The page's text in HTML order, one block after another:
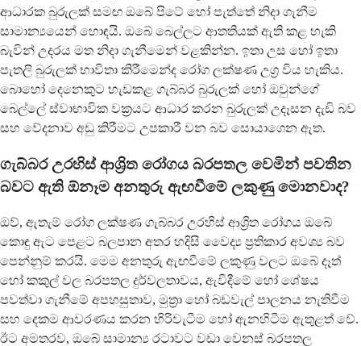
ආධාරක බුරුලක් සමඟ ඔබේ පිටේ හෝ පැත්තේ නිදා ගැනීම
සාමාන්‍යයෙන් හොඳයි. ඔබේ බෙල්ලට ආතතියක් ඇති කළ හැකි
බැවින් උදරය මත නිදා ගැනීමෙන් වළකින්න. ඉතා උස හෝ ඉතා
පැතලි බුරුලක් භාවිතා කිරීමෙන්ද රෝග ලක්ෂණ උග්‍ර විය හැකිය.
බොහෝ දෙනෙකුට හැඩකළ ගැබ්බර බුරුලක් හෝ ඔවුන්ගේ
බෙල්ලේ ස්වාභාවික වක්‍රයට ආධාර කරන බුරුලක් උදෑසන දැඩි බව
සහ වේදනාව අඩු කිරීමට උපකාරී වන බව සොයාගෙන ඇත.
ගැබ්බර උරහිස් ආශ්‍රිත රෝගය බරපතල වෙමින් පවතින
බවට ඇති ඕනෑම අනතුරු ඇඟවීමේ ලකුණු මොනවාද?
ඔව්, ඇතැම් රෝග ලක්ෂණ ගැබ්බර උරහිස් ආශ්‍රිත රෝගය ඔබේ
කොඳු ඇට පෙළට බලපාන අතර හදිසි වෛද්‍ය ප්‍රතිකාර අවශ්‍ය බව
පෙන්නුම් කරයි. මෙම අනතුරු ඇඟවීමේ ලකුණු වලට ඔබේ දෑත්
හෝ කකුල් වල බරපතල දුර්වලතාවය, ඇවිදීමේ හෝ ශේෂය
පවත්වා ගැනීමේ අපහසුතාව, මුත්‍රා හෝ බඩවැල් පාලනය නැතිවීම
සහ දෙකම ආවරණය කරන හිරිවැටීම හෝ ඇනහිටීම ඇතුළත් වේ.
ඊට අමතරව, ඔබේ සාමාන්‍ය රටාවට වඩා වෙනස් බරපතල